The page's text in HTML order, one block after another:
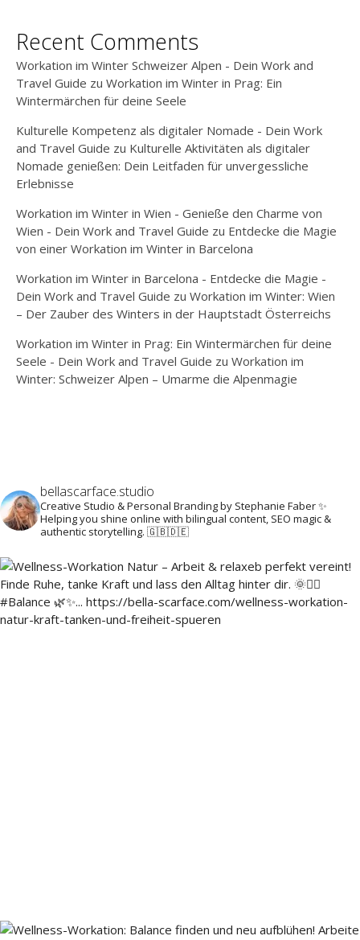
Recent Comments
Workation im Winter Schweizer Alpen - Dein Work and
Travel Guide zu Workation im Winter in Prag: Ein
Wintermärchen für deine Seele
Kulturelle Kompetenz als digitaler Nomade - Dein Work
and Travel Guide zu Kulturelle Aktivitäten als digitaler
Nomade genießen: Dein Leitfaden für unvergessliche
Erlebnisse
Workation im Winter in Wien - Genieße den Charme von
Wien - Dein Work and Travel Guide zu Entdecke die Magie
von einer Workation im Winter in Barcelona
Workation im Winter in Barcelona - Entdecke die Magie -
Dein Work and Travel Guide zu Workation im Winter: Wien
– Der Zauber des Winters in der Hauptstadt Österreichs
Workation im Winter in Prag: Ein Wintermärchen für deine
Seele - Dein Work and Travel Guide zu Workation im
Winter: Schweizer Alpen – Umarme die Alpenmagie
bellascarface.studio
Creative Studio & Personal Branding by Stephanie Faber ✨
Helping you shine online with bilingual content, SEO magic &
authentic storytelling. 🇬🇧🇩🇪